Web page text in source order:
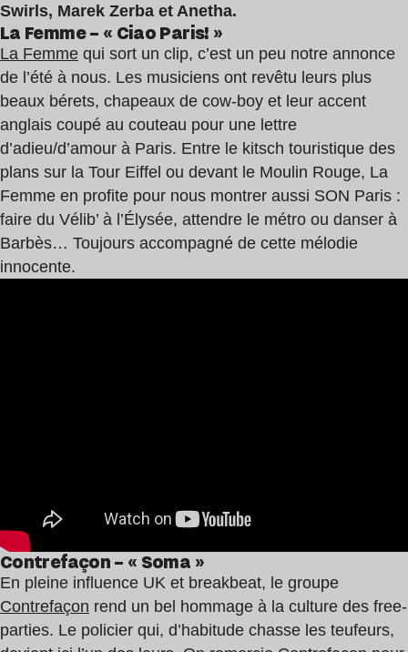
Swirls, Marek Zerba et Anetha.
La Femme – « Ciao Paris! »
La Femme qui sort un clip, c’est un peu notre annonce
de l’été à nous. Les musiciens ont revêtu leurs plus
beaux bérets, chapeaux de cow-boy et leur accent
anglais coupé au couteau pour une lettre
d’adieu/d’amour à Paris. Entre le kitsch touristique des
plans sur la Tour Eiffel ou devant le Moulin Rouge, La
Femme en profite pour nous montrer aussi SON Paris :
faire du Vélib’ à l’Élysée, attendre le métro ou danser à
Barbès… Toujours accompagné de cette mélodie
innocente.
Contrefaçon – « Soma »
En pleine influence UK et breakbeat, le groupe
Contrefaçon rend un bel hommage à la culture des free-
parties. Le policier qui, d’habitude chasse les teufeurs,